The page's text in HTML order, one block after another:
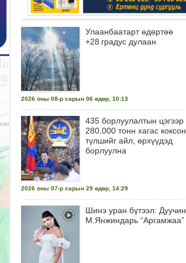
Улаанбаатарт өдөртөө
+28 градус дулаан
2026 оны 08-р сарын 06 өдөр, 10:13
435 борлуулалтын цэгээр
280,000 тонн хагас коксон
түлшийг айл, өрхүүдэд
борлуулна
2026 оны 07-р сарын 29 өдөр, 14:29
Шинэ уран бүтээл: Дуучин
М.Янжиндарь “Аргамжаа”